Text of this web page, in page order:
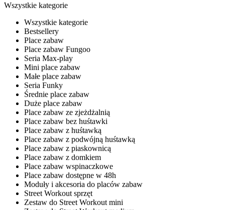
Wszystkie kategorie
Wszystkie kategorie
Bestsellery
Place zabaw
Place zabaw Fungoo
Seria Max-play
Mini place zabaw
Małe place zabaw
Seria Funky
Średnie place zabaw
Duże place zabaw
Place zabaw ze zjeżdżalnią
Place zabaw bez huśtawki
Place zabaw z huśtawką
Place zabaw z podwójną huśtawką
Place zabaw z piaskownicą
Place zabaw z domkiem
Place zabaw wspinaczkowe
Place zabaw dostępne w 48h
Moduły i akcesoria do placów zabaw
Street Workout sprzęt
Zestaw do Street Workout mini